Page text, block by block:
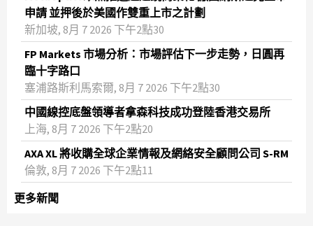
申請 並押後於美國作雙重上市之計劃
新加坡, 8月 7 2026 下午2點30
FP Markets 市場分析：市場評估下一步走勢，日圓再
臨十字路口
塞浦路斯利馬索爾, 8月 7 2026 下午2點30
中國線控底盤領導者拿森科技成功登陸香港交易所
上海, 8月 7 2026 下午2點20
AXA XL 將收購全球企業情報及網絡安全顧問公司 S-RM
倫敦, 8月 7 2026 下午2點11
更多新聞